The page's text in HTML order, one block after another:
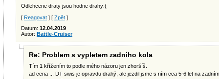
Odlehcene draty jsou hodne drahy:(
[ Reagovat ] [ Zpět ]
Datum: 12.04.2019
Autor: Battle-Cruiser
Re: Problem s vypletem zadniho kola
Tím 1 křížením to podle mého názoru jen zhoršíš.
ad cena ... DT swis je opravdu drahý, ale jezdil jsme s ním cca 5-6 let na